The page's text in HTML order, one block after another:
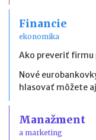
Financie
ekonomika
Ako preveriť firmu
Nové
hlasovať môžete
Manažment
a marketing